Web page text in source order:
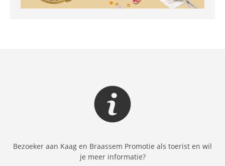
Bezoeker aan Kaag en Braassem Promotie als toerist en wil
je meer informatie?